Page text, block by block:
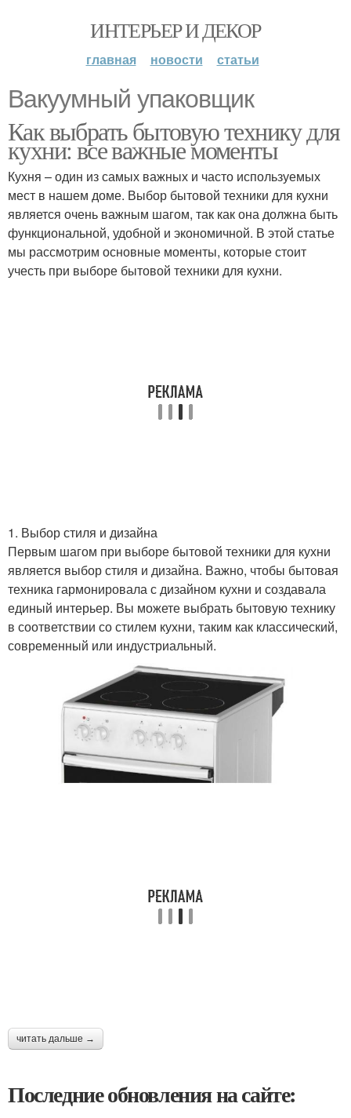
ИНТЕРЬЕР И ДЕКОР
главная новости статьи
Вакуумный упаковщик
Как выбрать бытовую технику для
кухни: все важные моменты
Кухня – один из самых важных и часто используемых
мест в нашем доме. Выбор бытовой техники для кухни
является очень важным шагом, так как она должна быть
функциональной, удобной и экономичной. В этой статье
мы рассмотрим основные моменты, которые стоит
учесть при выборе бытовой техники для кухни.
1. Выбор стиля и дизайна
Первым шагом при выборе бытовой техники для кухни
является выбор стиля и дизайна. Важно, чтобы бытовая
техника гармонировала с дизайном кухни и создавала
единый интерьер. Вы можете выбрать бытовую технику
в соответствии со стилем кухни, таким как классический,
современный или индустриальный.
читать дальше →
Последние обновления на сайте: